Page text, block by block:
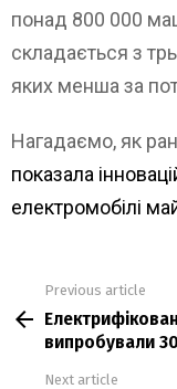
понад 800 000
складається з
яких менша за
Нагадаємо, як
показала
електромобілі
more
Previous article
випробували
Next article